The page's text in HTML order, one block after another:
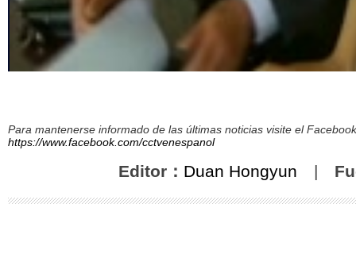
Para mantenerse informado de las últimas noticias visite el
https://www.facebook.com/cctvenespanol
Editor： Duan Hongyun |